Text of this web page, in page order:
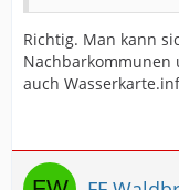
Richtig. Man kann
auch